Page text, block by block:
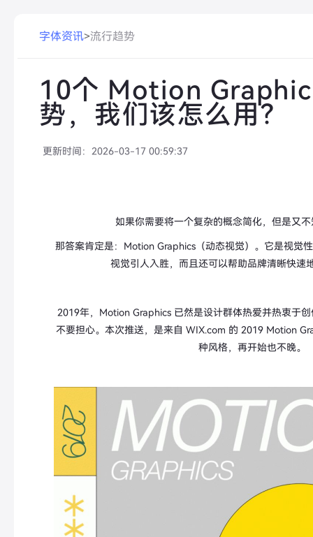
字体资讯>流行趋势
10个 Motion
势，我们该怎么用？
更新时间： 2026-03-17 00:59:37
如果你需要将一个复杂的概念简化，但是又
那答案肯定是：Motion Graphics（动态视觉）。它是视觉
视觉引人入胜，而且还可以帮助品牌清晰快速
2019年，Motion Graphics 已然是设计群体热爱并热衷于
不要担心。本次推送，是来自 WIX.com 的 2019 Motion
种风格，再开始也不晚。